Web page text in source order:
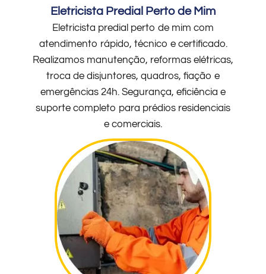
Eletricista Predial Perto de Mim
Eletricista predial perto de mim com
atendimento rápido, técnico e certificado.
Realizamos manutenção, reformas elétricas,
troca de disjuntores, quadros, fiação e
emergências 24h. Segurança, eficiência e
suporte completo para prédios residenciais
e comerciais.